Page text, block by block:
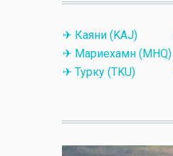
✈ Каяни (KAJ)
✈ Мариехамн (MHQ)
✈ Турку (TKU)